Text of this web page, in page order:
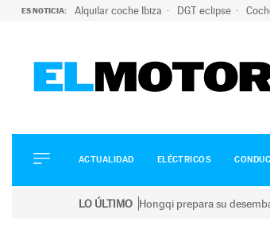
ES NOTICIA: Alquilar coche Ibiza DGT eclipse
ELÉCTRICOS
CONDUCIR
ACTUALIDAD ELÉCTRICOS
LO ÚLTIMO Hongqi prepara su